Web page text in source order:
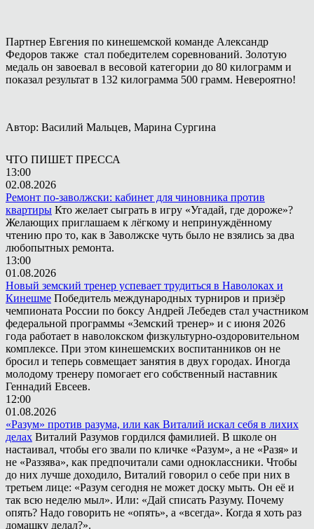
Партнер Евгения по кинешемской команде Александр
Федоров также стал победителем соревнований. Золотую
медаль он завоевал в весовой категории до 80 килограмм и
показал результат в 132 килограмма 500 грамм. Невероятно!
Автор: Василий Мальцев, Марина Сургина
ЧТО ПИШЕТ ПРЕССА
13:00
02.08.2026
Ремонт по-заволжски: кабинет для чиновника против
квартиры Кто желает сыграть в игру «Угадай, где дороже»?
Желающих приглашаем к лёгкому и непринуждённому
чтению про то, как в Заволжске чуть было не взялись за два
любопытных ремонта.
13:00
01.08.2026
Новый земский тренер успевает трудиться в Наволоках и
Кинешме Победитель международных турниров и призёр
чемпионата России по боксу Андрей Лебедев стал участником
федеральной программы «Земский тренер» и с июня 2026
года работает в наволокском физкультурно-оздоровительном
комплексе. При этом кинешемских воспитанников он не
бросил и теперь совмещает занятия в двух городах. Иногда
молодому тренеру помогает его собственный наставник
Геннадий Евсеев.
12:00
01.08.2026
«Разум» против разума, или как Виталий искал себя в лихих
делах Виталий Разумов гордился фамилией. В школе он
настаивал, чтобы его звали по кличке «Разум», а не «Разя» и
не «Раззява», как предпочитали сами одноклассники. Чтобы
до них лучше доходило, Виталий говорил о себе при них в
третьем лице: «Разум сегодня не может доску мыть. Он её и
так всю неделю мыл». Или: «Дай списать Разуму. Почему
опять? Надо говорить не «опять», а «всегда». Когда я хоть раз
домашку делал?».